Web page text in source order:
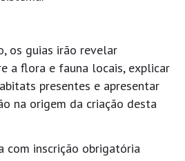
os guias irão revelar
a flora e fauna locais, explicar
presentes e apresentar
na origem da criação desta
com inscrição obrigatória